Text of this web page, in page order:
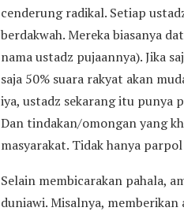
cenderung radikal. Setiap
berdakwah. Mereka biasanya
nama ustadz pujaannya). Jika
saja 50% suara rakyat akan
iya, ustadz sekarang itu punya
Dan tindakan/omongan yang
masyarakat. Tidak hanya
Selain membicarakan pahala,
duniawi. Misalnya,